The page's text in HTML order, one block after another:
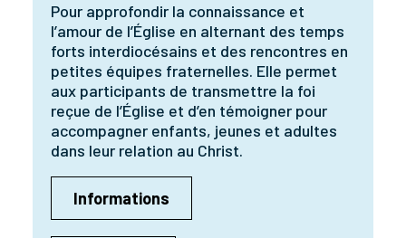
Pour approfondir la connaissance et
l’amour de l’Église en alternant des temps
forts interdiocésains et des rencontres en
petites équipes fraternelles. Elle permet
aux participants de transmettre la foi
reçue de l’Église et d’en témoigner pour
accompagner enfants, jeunes et adultes
dans leur relation au Christ.
Informations